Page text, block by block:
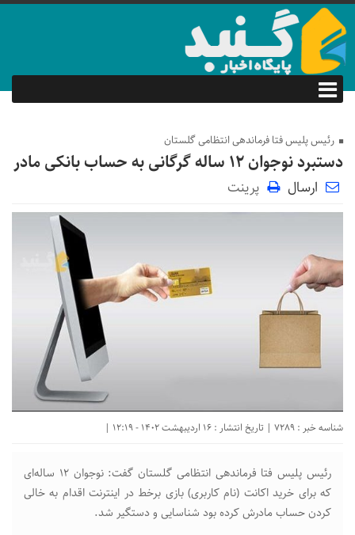
رئیس پلیس فتا فرماندهی انتظامی گلستان
دستبرد نوجوان ۱۲ ساله گرگانی به حساب بانکی مادر
ارسال پرینت
شناسه خبر : 7289 | تاریخ انتشار : 16 اردیبهشت 1402 - 12:19 |
رئیس پلیس فتا فرماندهی انتظامی گلستان گفت: نوجوان ۱۲ ساله‌ای
که برای خرید اکانت (نام کاربری) بازی برخط در اینترنت اقدام به خالی
کردن حساب مادرش کرده بود شناسایی و دستگیر شد.